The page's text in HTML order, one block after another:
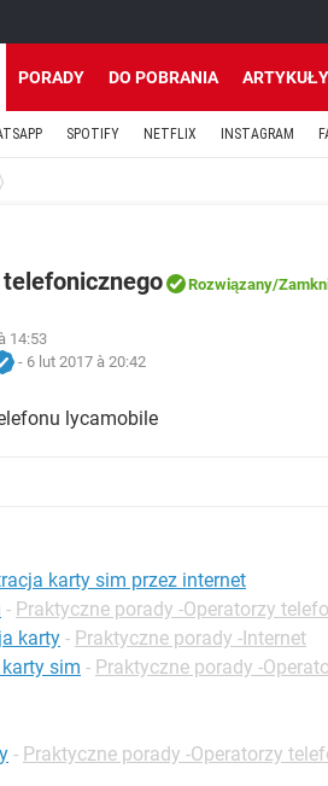
PORADY DO POBRANIA ARTYKUŁY
SPOTIFY NETFLIX INSTAGRAM
Rozwiązany/
14:53
- 6 lut 2017 à 20:42
lycamobile
karty sim przez internet
- Praktyczne porady -Operatorzy
karty - Praktyczne porady -Internet
sim - Praktyczne porady -
- Praktyczne porady -Operatorzy